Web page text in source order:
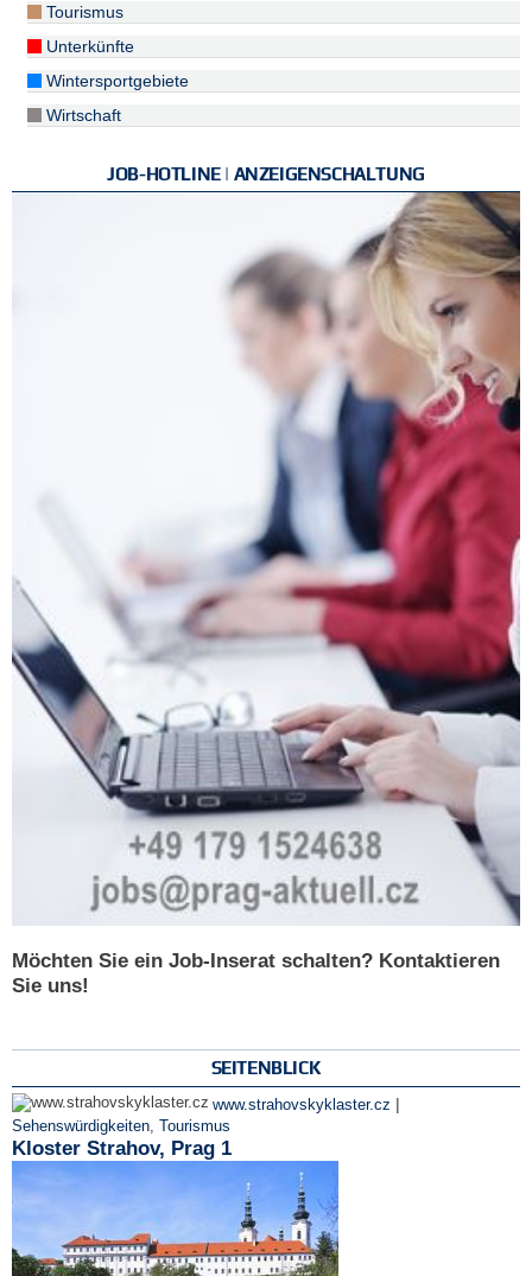
Tourismus
Unterkünfte
Wintersportgebiete
Wirtschaft
JOB-HOTLINE | ANZEIGENSCHALTUNG
Möchten Sie ein Job-Inserat schalten? Kontaktieren
Sie uns!
SEITENBLICK
www.strahovskyklaster.cz |
Sehenswürdigkeiten, Tourismus
Kloster Strahov, Prag 1